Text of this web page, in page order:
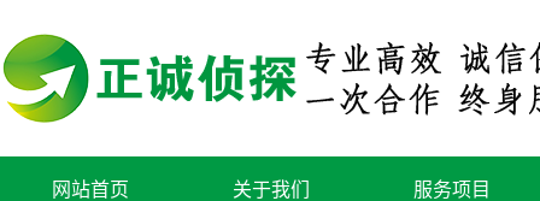
网站首页 关于我们 服务项目